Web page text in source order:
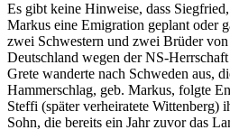
Es gibt keine Hinweise, dass
Markus eine Emigration ge­plant oder
zwei Schwestern und zwei Brüder
Deutschland wegen der NS-
Grete wanderte nach Schweden aus,
Hammerschlag, geb. Markus, folgte
Steffi (später verheiratete Wittenberg)
Sohn, die bereits ein Jahr zuvor das